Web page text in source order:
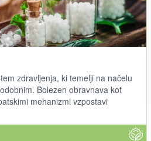
zdravljenja, ki temelji na načelu
Bolezen obravnava kot
mehanizmi vzpostavi